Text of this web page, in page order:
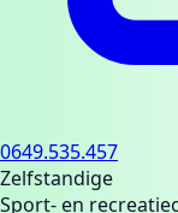
0649.535.457
Zelfstandige
Sport- en